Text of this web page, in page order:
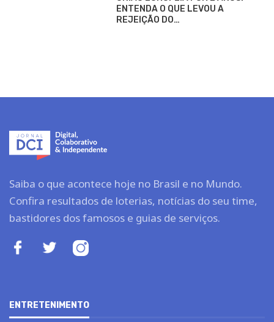
ENTENDA O QUE LEVOU A
REJEIÇÃO DO…
Saiba o que acontece hoje no Brasil e no Mundo.
Confira resultados de loterias, notícias do seu time,
bastidores dos famosos e guias de serviços.
ENTRETENIMENTO